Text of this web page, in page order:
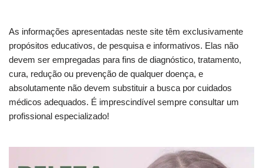
As informações apresentadas neste site têm exclusivamente
propósitos educativos, de pesquisa e informativos. Elas não
devem ser empregadas para fins de diagnóstico, tratamento,
cura, redução ou prevenção de qualquer doença, e
absolutamente não devem substituir a busca por cuidados
médicos adequados. É imprescindível sempre consultar um
profissional especializado!